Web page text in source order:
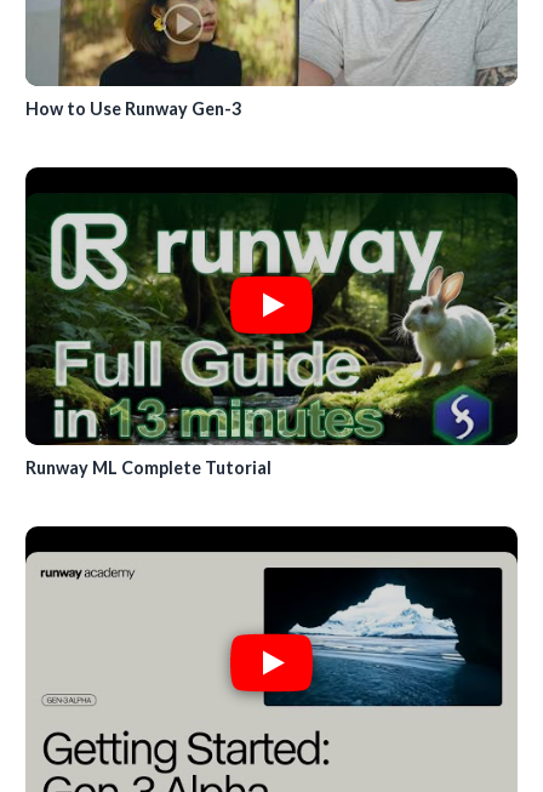
How to Use Runway Gen-3
Runway ML Complete Tutorial